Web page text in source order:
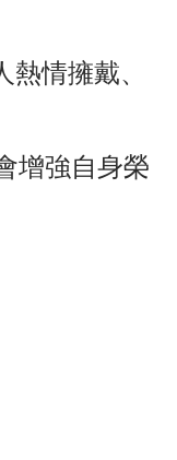
情擁戴、
增強自身榮